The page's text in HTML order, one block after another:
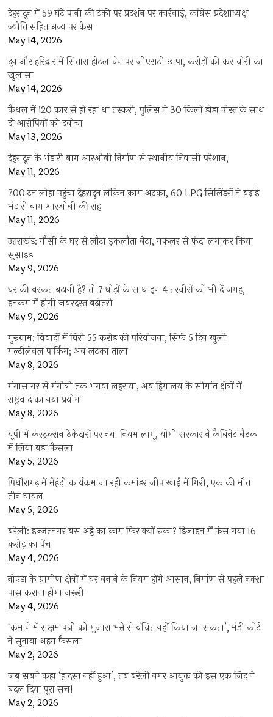
देहरादून में 59 घंटे पानी की टंकी पर प्रदर्शन पर कार्रवाई, कांग्रेस प्रदेशाध्यक्ष
ज्योति सहित अन्य पर केस
May 14, 2026
दून और हरिद्वार में सितारा होटल चेन पर जीएसटी छापा, करोड़ों की कर चोरी का
खुलासा
May 14, 2026
कैथल में i20 कार से हो रहा था तस्करी, पुलिस ने 30 किलो डोडा पोस्त के साथ
दो आरोपियों को दबोचा
May 13, 2026
देहरादून के भंडारी बाग आरओबी निर्माण से स्थानीय निवासी परेशान,
May 11, 2026
700 टन लोहा पहुंचा देहरादून लेकिन काम अटका, 60 LPG सिलिंडरों ने बढ़ाई
भंडारी बाग आरओबी की राह
May 11, 2026
उत्तराखंड: मौसी के घर से लौटा इकलौता बेटा, मफलर से फंदा लगाकर किया
सुसाइड
May 9, 2026
घर की बरकत बढ़ानी है? तो 7 घोड़ों के साथ इन 4 तस्वीरों को भी दें जगह,
इनकम में होगी जबरदस्त बढ़ोतरी
May 9, 2026
गुरुग्राम: विवादों में घिरी 55 करोड़ की परियोजना, सिर्फ 5 दिन खुली
मल्टीलेवल पार्किंग; अब लटका ताला
May 8, 2026
गंगासागर से गंगोत्री तक भगवा लहराया, अब हिमालय के सीमांत क्षेत्रों में
राष्ट्रवाद का नया प्रयोग
May 8, 2026
यूपी में कंस्ट्रक्शन ठेकेदारों पर नया नियम लागू, योगी सरकार ने कैबिनेट बैठक
में लिया बड़ा फैसला
May 5, 2026
पिथौरागढ़ में मेहंदी कार्यक्रम जा रही कमांडर जीप खाई में गिरी, एक की मौत
तीन घायल
May 5, 2026
बरेली: इज्जतनगर बस अड्डे का काम फिर क्यों रुका? डिजाइन में फंस गया 16
करोड़ का पेंच
May 4, 2026
नोएडा के ग्रामीण क्षेत्रों में घर बनाने के नियम होंगे आसान, निर्माण से पहले नक्शा
पास कराना होगा जरूरी
May 4, 2026
‘कमाने में सक्षम पत्नी को गुजारा भत्ते से वंचित नहीं किया जा सकता’, मंडी कोर्ट
ने सुनाया अहम फैसला
May 2, 2026
जब सबने कहा ‘हादसा नहीं हुआ’, तब बरेली नगर आयुक्त की इस एक जिद ने
बदल दिया पूरा सच!
May 2, 2026